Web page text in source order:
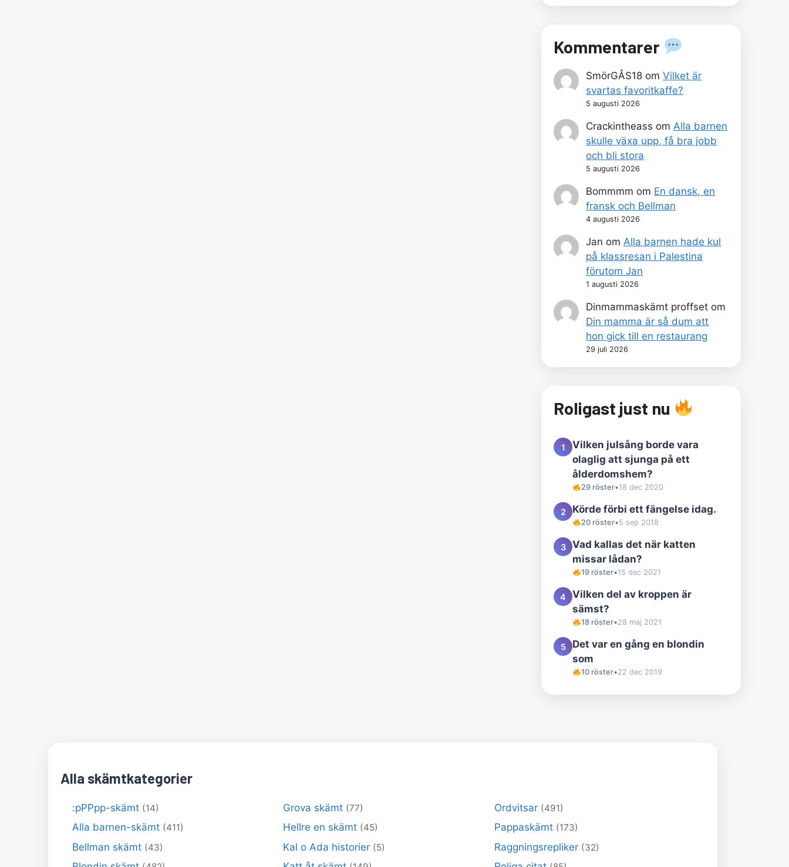
Kommentarer
SmörGÅS18 omVilket är
svartas favoritkaffe?
5 augusti 2026
Crackintheass om Alla barnen
skulle växa upp, få bra jobb
och bli stora
5 augusti 2026
Bommmm om En dansk, en
fransk och Bellman
4 augusti 2026
Jan om Alla barnen hade kul
på klassresan i Palestina
förutom Jan
1 augusti 2026
Dinmammaskämt proffset om
Din mamma är så dum att
hon gick till en restaurang
29 juli 2026
Roligast just nu
1
Vilken julsång borde vara
olaglig att sjunga på ett
ålderdomshem?
29 röster•18 dec 2020
2 Körde förbi ett fängelse idag.
20 röster•5 sep 2018
3
Vad kallas det när katten
missar lådan?
19 röster•15 dec 2021
4
Vilken del av kroppen är
sämst?
18 röster•28 maj 2021
5
Det var en gång en blondin
som
10 röster•22 dec 2019
Alla skämtkategorier
:pPPpp-skämt (14)
Alla barnen-skämt (411)
Bellman skämt (43)
Grova skämt (77)
Hellre en skämt (45)
Kal o Ada historier (5)
Ordvitsar (491)
Pappaskämt (173)
Raggningsrepliker (32)